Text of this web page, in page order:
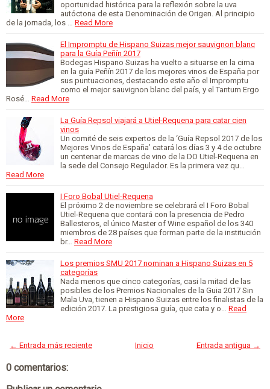
oportunidad histórica para la reflexión sobre la uva
autóctona de esta Denominación de Origen. Al principio
de la jornada, los …
Read More
El Impromptu de Hispano Suizas mejor sauvignon blanc
para la Guía Peñín 2017
Bodegas Hispano Suizas ha vuelto a situarse en la cima
en la guía Peñín 2017 de los mejores vinos de España por
sus puntuaciones, destacando este año el Impromptu
como el mejor sauvignon blanc del país, y el Tantum Ergo
Rosé…
Read More
La Guía Repsol viajará a Utiel-Requena para catar cien
vinos
Un comité de seis expertos de la ‘Guía Repsol 2017 de los
Mejores Vinos de España’ catará los días 3 y 4 de octubre
un centenar de marcas de vino de la DO Utiel-Requena en
la sede del Consejo Regulador. Es la primera vez qu…
Read More
I Foro Bobal Utiel-Requena
El próximo 2 de noviembre se celebrará el I Foro Bobal
Utiel-Requena que contará con la presencia de Pedro
Ballesteros, el único Master of Wine español de los 340
miembros de 28 países que forman parte de la institución
br…
Read More
Los premios SMU 2017 nominan a Hispano Suizas en 5
categorías
Nada menos que cinco categorías, casi la mitad de las
posibles de los Premios Nacionales de la Guia 2017 Sin
Mala Uva, tienen a Hispano Suizas entre los finalistas de la
edición 2017. La prestigiosa guía, que cata y o…
Read
More
← Entrada más reciente Entrada antigua →
Inicio
0 comentarios: